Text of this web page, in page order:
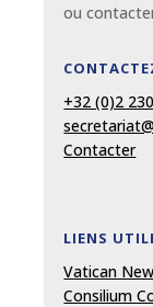
ou
+32 (0)2
Contacter
LIENS
Vatican
Consilium